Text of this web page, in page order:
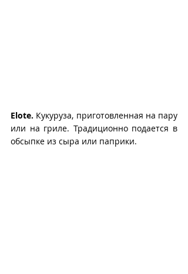
Elote. Кукуруза, приготовленная на пару
или на гриле. Традиционно подается в
обсыпке из сыра или паприки.